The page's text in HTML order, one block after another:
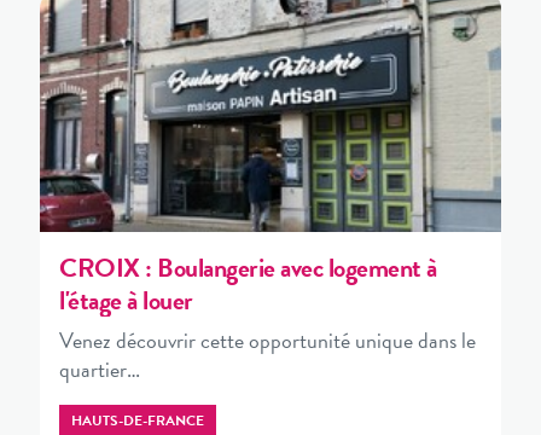
CROIX : Boulangerie avec logement à
l'étage à louer
Venez découvrir cette opportunité unique dans le
quartier…
HAUTS-DE-FRANCE